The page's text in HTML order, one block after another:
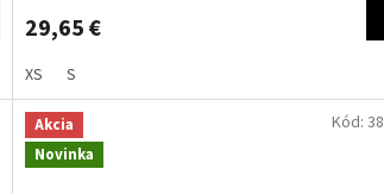
29,65 €
XS S
Akcia
Novinka
Kód: